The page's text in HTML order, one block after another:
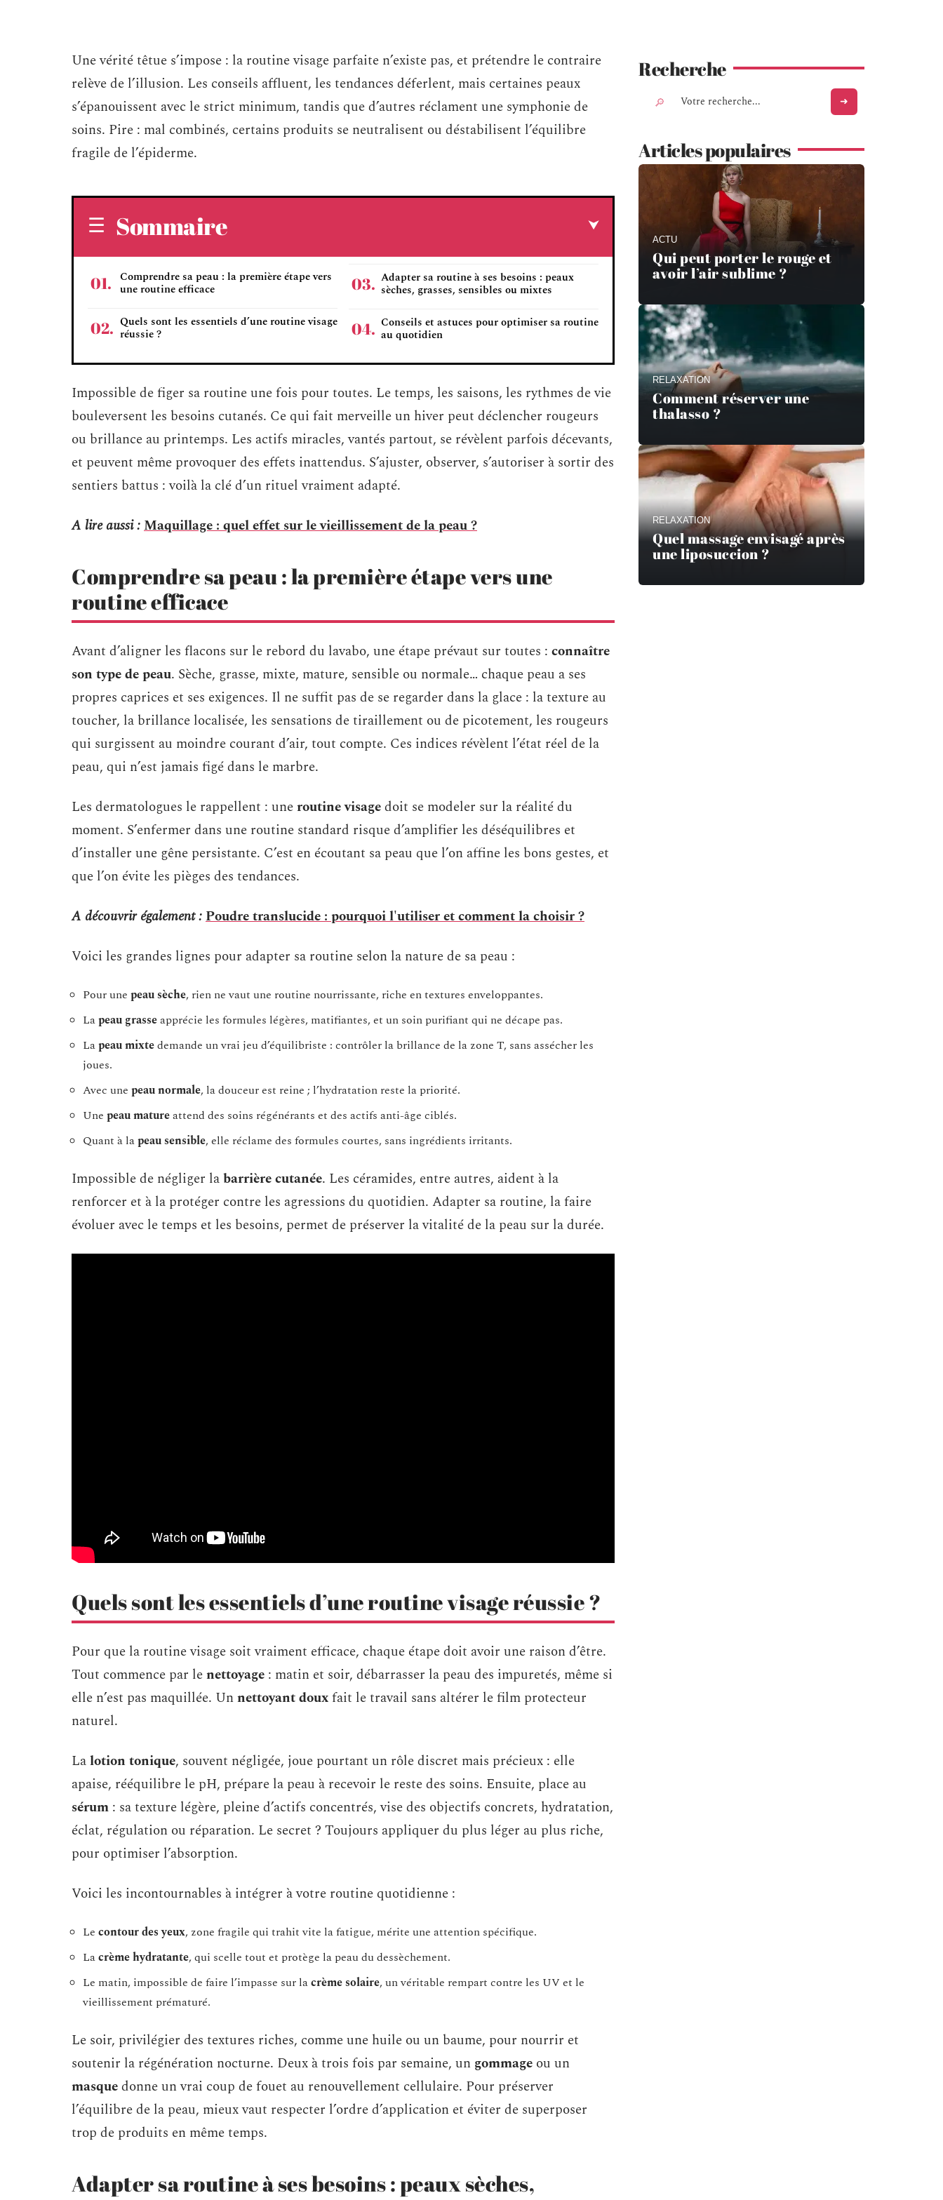
Une vérité têtue s’impose : la routine visage parfaite n’existe pas, et prétendre le contraire
relève de l’illusion. Les conseils affluent, les tendances déferlent, mais certaines peaux
s’épanouissent avec le strict minimum, tandis que d’autres réclament une symphonie de
soins. Pire : mal combinés, certains produits se neutralisent ou déstabilisent l’équilibre
fragile de l’épiderme.
Sommaire
Comprendre sa peau : la première étape vers
une routine efficace
Quels sont les essentiels d’une routine visage
réussie ?
Adapter sa routine à ses besoins : peaux
sèches, grasses, sensibles ou mixtes
Conseils et astuces pour optimiser sa routine
au quotidien
Impossible de figer sa routine une fois pour toutes. Le temps, les saisons, les rythmes de vie
bouleversent les besoins cutanés. Ce qui fait merveille un hiver peut déclencher rougeurs
ou brillance au printemps. Les actifs miracles, vantés partout, se révèlent parfois décevants,
et peuvent même provoquer des effets inattendus. S’ajuster, observer, s’autoriser à sortir des
sentiers battus : voilà la clé d’un rituel vraiment adapté.
A lire aussi :Maquillage : quel effet sur le vieillissement de la peau ?
Comprendre sa peau : la première étape vers une
routine efficace
Avant d’aligner les flacons sur le rebord du lavabo, une étape prévaut sur toutes : connaître
son type de peau. Sèche, grasse, mixte, mature, sensible ou normale… chaque peau a ses
propres caprices et ses exigences. Il ne suffit pas de se regarder dans la glace : la texture au
toucher, la brillance localisée, les sensations de tiraillement ou de picotement, les rougeurs
qui surgissent au moindre courant d’air, tout compte. Ces indices révèlent l’état réel de la
peau, qui n’est jamais figé dans le marbre.
Les dermatologues le rappellent : uneroutine visagedoit se modeler sur la réalité du
moment. S’enfermer dans une routine standard risque d’amplifier les déséquilibres et
d’installer une gêne persistante. C’est en écoutant sa peau que l’on affine les bons gestes, et
que l’on évite les pièges des tendances.
A découvrir également :Poudre translucide : pourquoi l'utiliser et comment la choisir ?
Voici les grandes lignes pour adapter sa routine selon la nature de sa peau :
Pour une peau sèche, rien ne vaut une routine nourrissante, riche en textures enveloppantes.
Lapeau grasseapprécie les formules légères, matifiantes, et un soin purifiant qui ne décape pas.
Lapeau mixtedemande un vrai jeu d’équilibriste : contrôler la brillance de la zone T, sans assécher les
joues.
Avec une peau normale, la douceur est reine ; l’hydratation reste la priorité.
Une peau matureattend des soins régénérants et des actifs anti-âge ciblés.
Quant à lapeau sensible, elle réclame des formules courtes, sans ingrédients irritants.
Impossible de négliger labarrière cutanée. Les céramides, entre autres, aident à la
renforcer et à la protéger contre les agressions du quotidien. Adapter sa routine, la faire
évoluer avec le temps et les besoins, permet de préserver la vitalité de la peau sur la durée.
Quels sont les essentiels d’une routine visage réussie ?
Pour que la routine visage soit vraiment efficace, chaque étape doit avoir une raison d’être.
Tout commence par lenettoyage : matin et soir, débarrasser la peau des impuretés, même si
elle n’est pas maquillée. Unnettoyant douxfait le travail sans altérer le film protecteur
naturel.
Lalotion tonique, souvent négligée, joue pourtant un rôle discret mais précieux : elle
apaise, rééquilibre le pH, prépare la peau à recevoir le reste des soins. Ensuite, place au
sérum : sa texture légère, pleine d’actifs concentrés, vise des objectifs concrets, hydratation,
éclat, régulation ou réparation. Le secret ? Toujours appliquer du plus léger au plus riche,
pour optimiser l’absorption.
Voici les incontournables à intégrer à votre routine quotidienne :
Le contour des yeux, zone fragile qui trahit vite la fatigue, mérite une attention spécifique.
Lacrème hydratante, qui scelle tout et protège la peau du dessèchement.
Le matin, impossible de faire l’impasse sur lacrème solaire, un véritable rempart contre les UV et le
vieillissement prématuré.
Le soir, privilégier des textures riches, comme une huile ou un baume, pour nourrir et
soutenir la régénération nocturne. Deux à trois fois par semaine, un gommage ou un
masquedonne un vrai coup de fouet au renouvellement cellulaire. Pour préserver
l’équilibre de la peau, mieux vaut respecter l’ordre d’application et éviter de superposer
trop de produits en même temps.
Adapter sa routine à ses besoins : peaux sèches,
Recherche
Articles populaires
ACTU
Qui peut porter le rouge et
avoir l’air sublime ?
RELAXATION
Comment réserver une
thalasso ?
RELAXATION
Quel massage envisagé après
une liposuccion ?